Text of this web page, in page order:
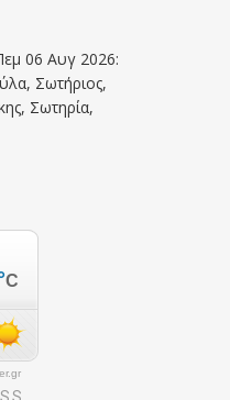
06 Αυγ 2026:
Σωτήριος,
Σωτηρία,